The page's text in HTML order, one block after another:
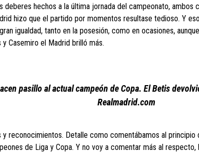
deberes hechos a la última jornada del campeonato, ambos
hizo que el partido por momentos resultase tedioso. Y
igualdad, tanto en la posesión, como en ocasiones,
Casemiro el Madrid brilló más.
pasillo al actual campeón de Copa. El Betis
Realmadrid.com
y reconocimientos. Detalle como comentábamos al
de Liga y Copa. Y no voy a comentar más al